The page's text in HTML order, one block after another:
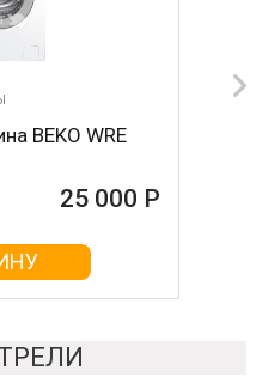
BEKO WRE
25 000 Р
LG
25 000 Р